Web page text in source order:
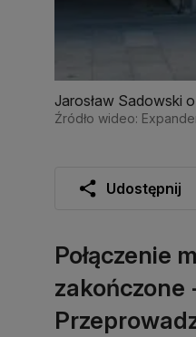
Jarosław Sadowski
Źródło wideo:
Udostępnij
Połączenie